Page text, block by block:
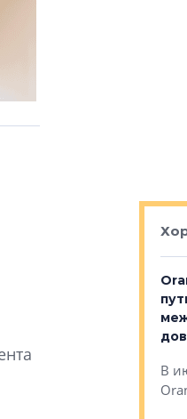
выбрали
творческого
«Нам песня
помогает»
В